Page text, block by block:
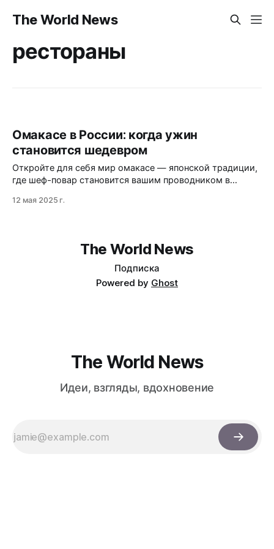
The World News
рестораны
Омакасе в России: когда ужин
становится шедевром
Откройте для себя мир омакасе — японской традиции,
где шеф-повар становится вашим проводником в
сомнений.
12 мая 2025 г.
The World News
Подписка
Powered by Ghost
The World News
Идеи, взгляды, вдохновение